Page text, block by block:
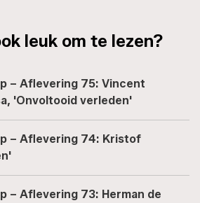
leuk om te lezen?
– Aflevering 75: Vincent
'Onvoltooid verleden'
– Aflevering 74: Kristof
– Aflevering 73: Herman de